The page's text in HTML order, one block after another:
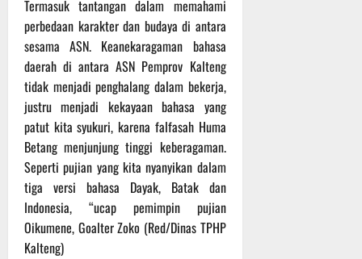
Termasuk tantangan dalam memahami
perbedaan karakter dan budaya di antara
sesama ASN. Keanekaragaman bahasa
daerah di antara ASN Pemprov Kalteng
tidak menjadi penghalang dalam bekerja,
justru menjadi kekayaan bahasa yang
patut kita syukuri, karena falfasah Huma
Betang menjunjung tinggi keberagaman.
Seperti pujian yang kita nyanyikan dalam
tiga versi bahasa Dayak, Batak dan
Indonesia, “ucap pemimpin pujian
Oikumene, Goalter Zoko (Red/Dinas TPHP
Kalteng)